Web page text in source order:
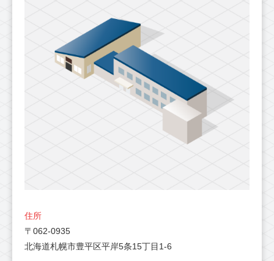
住所
〒062-0935
北海道札幌市豊平区平岸5条15丁目1-6